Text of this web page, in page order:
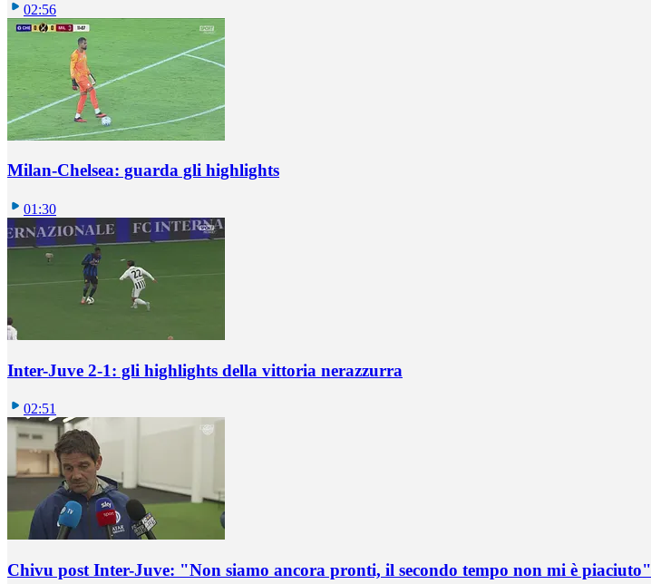
02:56
Milan-Chelsea: guarda gli highlights
01:30
Inter-Juve 2-1: gli highlights della vittoria nerazzurra
02:51
Chivu post Inter-Juve: "Non siamo ancora pronti, il secondo tempo non mi è piaciuto"